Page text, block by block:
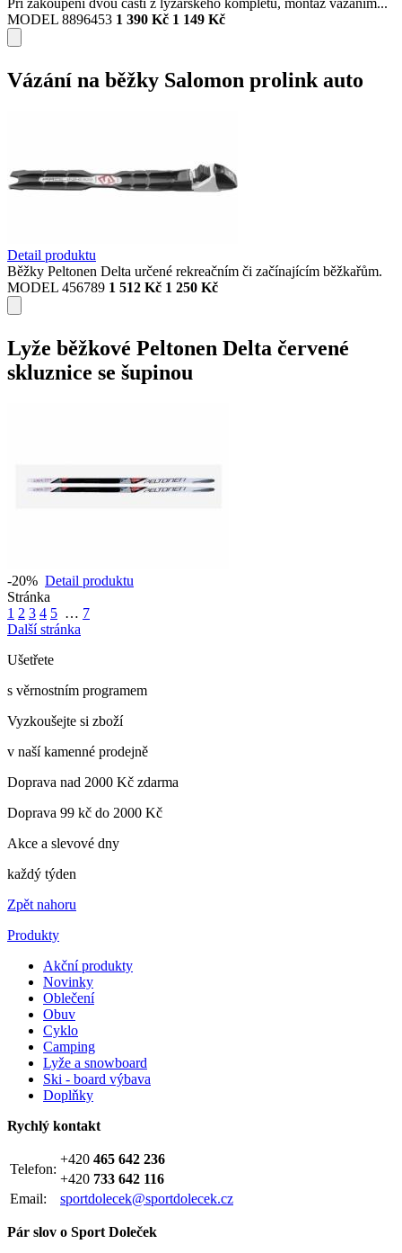
Při zakoupení dvou částí z lyžařského kompletu, montáž vázáním...
MODEL 8896453 1 390 Kč 1 149 Kč
Vázání na běžky Salomon prolink auto
Detail produktu
Běžky Peltonen Delta určené rekreačním či začínajícím běžkařům.
MODEL 456789 1 512 Kč 1 250 Kč
Lyže běžkové Peltonen Delta červené
skluznice se šupinou
-20% Detail produktu
Stránka
1 2 3 4 5 … 7
Další stránka
Ušetřete
s věrnostním programem
Vyzkoušejte si zboží
v naší kamenné prodejně
Doprava nad 2000 Kč zdarma
Doprava 99 kč do 2000 Kč
Akce a slevové dny
každý týden
Zpět nahoru
Produkty
Akční produkty
Novinky
Oblečení
Obuv
Cyklo
Camping
Lyže a snowboard
Ski - board výbava
Doplňky
Rychlý kontakt
Telefon:
+420 465 642 236
+420 733 642 116
Email:
sportdolecek@sportdolecek.cz
Pár slov o Sport Doleček